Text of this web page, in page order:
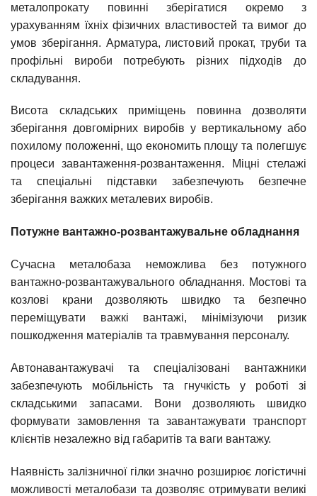
металопрокату повинні зберігатися окремо з
урахуванням їхніх фізичних властивостей та вимог до
умов зберігання. Арматура, листовий прокат, труби та
профільні вироби потребують різних підходів до
складування.
Висота складських приміщень повинна дозволяти
зберігання довгомірних виробів у вертикальному або
похилому положенні, що економить площу та полегшує
процеси завантаження-розвантаження. Міцні стелажі
та спеціальні підставки забезпечують безпечне
зберігання важких металевих виробів.
Потужне вантажно-розвантажувальне обладнання
Сучасна металобаза неможлива без потужного
вантажно-розвантажувального обладнання. Мостові та
козлові крани дозволяють швидко та безпечно
переміщувати важкі вантажі, мінімізуючи ризик
пошкодження матеріалів та травмування персоналу.
Автонавантажувачі та спеціалізовані вантажники
забезпечують мобільність та гнучкість у роботі зі
складськими запасами. Вони дозволяють швидко
формувати замовлення та завантажувати транспорт
клієнтів незалежно від габаритів та ваги вантажу.
Наявність залізничної гілки значно розширює логістичні
можливості металобази та дозволяє отримувати великі